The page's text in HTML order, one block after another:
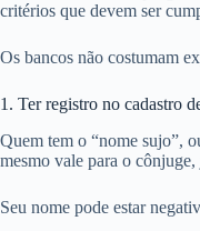
critérios que devem ser
Os bancos não costumam
1. Ter registro no cadastro
Quem tem o “nome sujo”,
mesmo vale para o
Seu nome pode estar